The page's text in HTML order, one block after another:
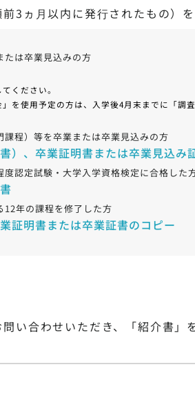
3ヵ⽉以内に発⾏されたもの）を
たは卒業見込みの方
ください。
を使用予定の方は、入学後4月末までに「調
課程）等を卒業または卒業見込みの方
）、卒業証明書または卒業見込み
度認定試験・大学入学資格検定に合格した
12年の課程を修了した方
証明書または卒業証書のコピー
い合わせいただき、「紹介書」